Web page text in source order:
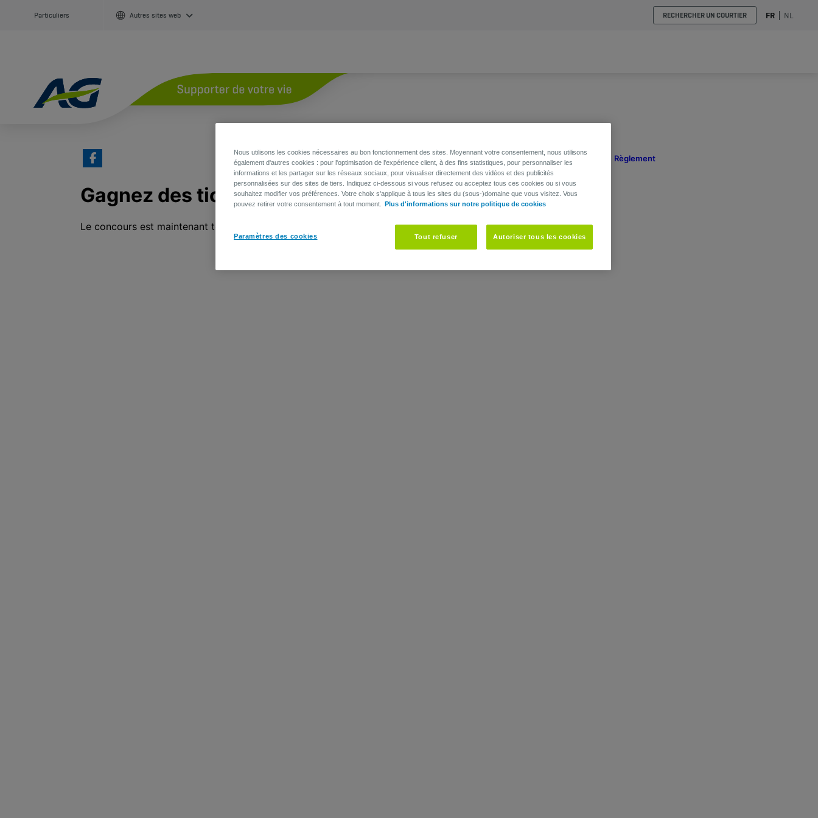
Particuliers Autres sites web RECHERCHER UN COURTIER FR NL
Nous utilisons les cookies nécessaires au bon fonctionnement des sites. Moyennant votre consentement, nous utilisons
également d'autres cookies : pour l'optimisation de l'expérience client, à des fins statistiques, pour personnaliser les
informations et les partager sur les réseaux sociaux, pour visualiser directement des vidéos et des publicités
personnalisées sur des sites de tiers. Indiquez ci-dessous si vous refusez ou acceptez tous ces cookies ou si vous
souhaitez modifier vos préférences. Votre choix s'applique à tous les sites du (sous-)domaine que vous visitez. Vous
pouvez retirer votre consentement à tout moment.
Plus d'informations sur notre politique de cookies
Paramètres des cookies Tout refuser Autoriser tous les cookies